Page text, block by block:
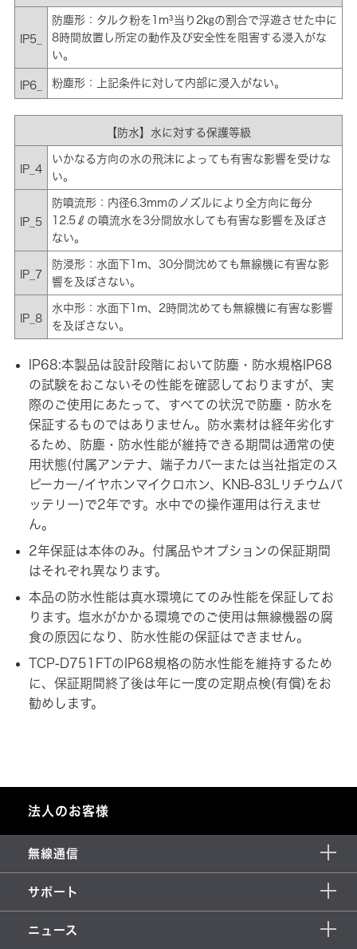
IP5_
防塵形：タルク粉を1m³当り2㎏の割合で浮遊させた中に
8時間放置し所定の動作及び安全性を阻害する浸入がな
い。
IP6_ 粉塵形：上記条件に対して内部に浸入がない。
【防水】水に対する保護等級
IP_4
いかなる方向の水の飛沫によっても有害な影響を受けな
い。
IP_5
防噴流形：内径6.3mmのノズルにより全方向に毎分
12.5ℓの噴流水を3分間放水しても有害な影響を及ぼさ
ない。
IP_7
防浸形：水面下1m、30分間沈めても無線機に有害な影
響を及ぼさない。
IP_8
水中形：水面下1m、2時間沈めても無線機に有害な影響
を及ぼさない。
IP68:本製品は設計段階において防塵・防水規格IP68
の試験をおこないその性能を確認しておりますが、実
際のご使用にあたって、すべての状況で防塵・防水を
保証するものではありません。防水素材は経年劣化す
るため、防塵・防水性能が維持できる期間は通常の使
用状態(付属アンテナ、端子カバーまたは当社指定のス
ピーカー/イヤホンマイクロホン、KNB-83Lリチウムバ
ッテリー)で2年です。水中での操作運用は行えませ
ん。
2年保証は本体のみ。付属品やオプションの保証期間
はそれぞれ異なります。
本品の防水性能は真水環境にてのみ性能を保証してお
ります。塩水がかかる環境でのご使用は無線機器の腐
食の原因になり、防水性能の保証はできません。
TCP-D751FTのIP68規格の防水性能を維持するため
に、保証期間終了後は年に一度の定期点検(有償)をお
勧めします。
法人のお客様
無線通信
サポート
ニュース